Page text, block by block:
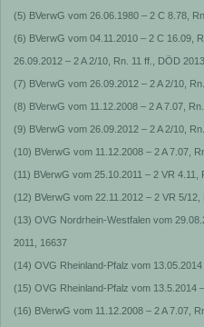
(5) BVerwG vom 26.06.1980 – 2 C 8.78,
(6) BVerwG vom 04.11.2010 – 2 C 16.09,
26.09.2012 – 2 A 2/10, Rn. 11 ff., DÖD
(7) BVerwG vom 26.09.2012 – 2 A 2/10,
(8) BVerwG vom 11.12.2008 – 2 A 7.07,
(9) BVerwG vom 26.09.2012 – 2 A 2/10,
(10) BVerwG vom 11.12.2008 – 2 A 7.07,
(11) BVerwG vom 25.10.2011 – 2 VR 4.11,
(12) BVerwG vom 22.11.2012 – 2 VR 5/
(13) OVG Nordrhein-Westfalen vom
2011, 16637
(14) OVG Rheinland-Pfalz vom
(15) OVG Rheinland-Pfalz vom 13.5.2014
(16) BVerwG vom 11.12.2008 – 2 A 7.07,